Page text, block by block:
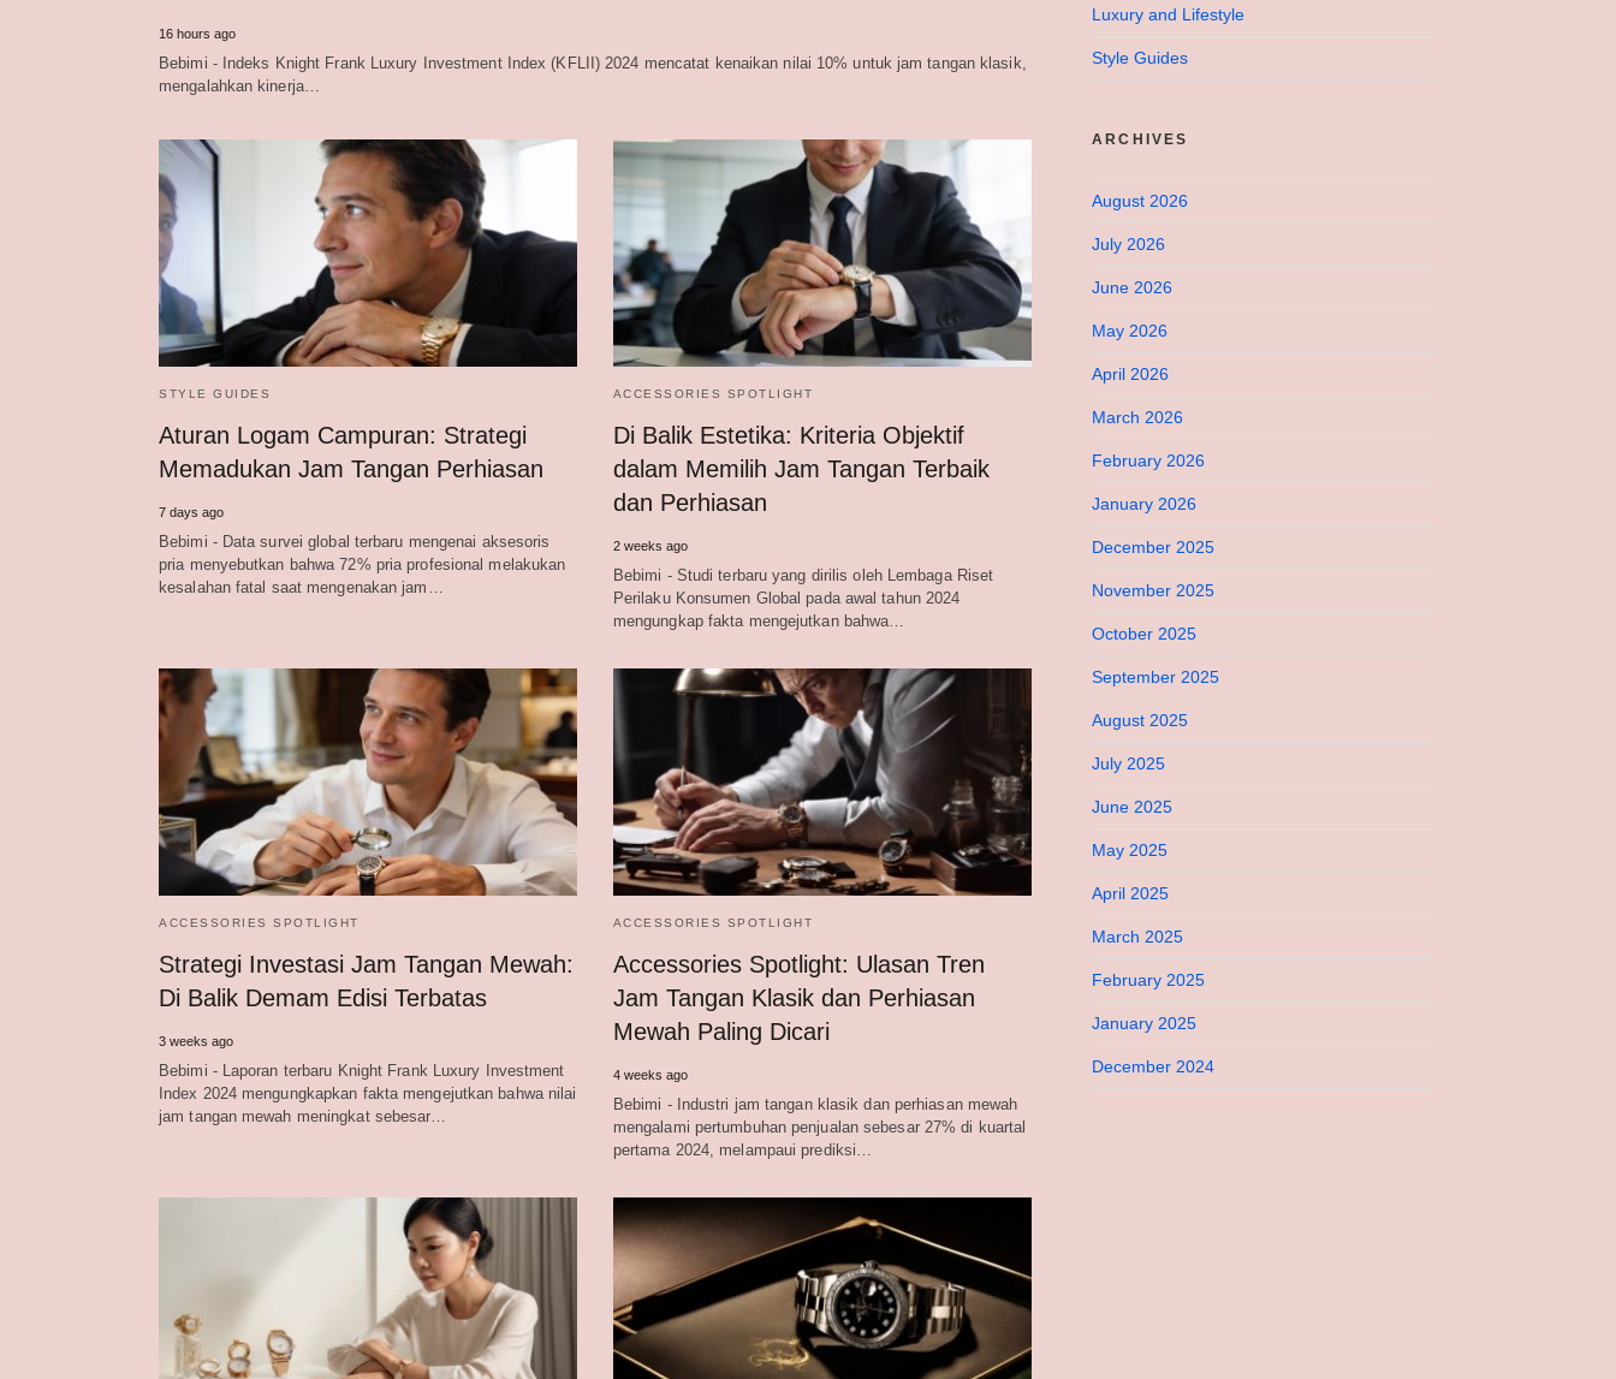
16 hours ago
Bebimi - Indeks Knight Frank Luxury Investment Index (KFLII) 2024 mencatat kenaikan nilai 10% untuk jam tangan klasik,
mengalahkan kinerja…
STYLE GUIDES
Aturan Logam Campuran: Strategi
Memadukan Jam Tangan Perhiasan
7 days ago
Bebimi - Data survei global terbaru mengenai aksesoris
pria menyebutkan bahwa 72% pria profesional melakukan
kesalahan fatal saat mengenakan jam…
ACCESSORIES SPOTLIGHT
Di Balik Estetika: Kriteria Objektif
dalam Memilih Jam Tangan Terbaik
dan Perhiasan
2 weeks ago
Bebimi - Studi terbaru yang dirilis oleh Lembaga Riset
Perilaku Konsumen Global pada awal tahun 2024
mengungkap fakta mengejutkan bahwa…
ACCESSORIES SPOTLIGHT
Strategi Investasi Jam Tangan Mewah:
Di Balik Demam Edisi Terbatas
3 weeks ago
Bebimi - Laporan terbaru Knight Frank Luxury Investment
Index 2024 mengungkapkan fakta mengejutkan bahwa nilai
jam tangan mewah meningkat sebesar…
ACCESSORIES SPOTLIGHT
Accessories Spotlight: Ulasan Tren
Jam Tangan Klasik dan Perhiasan
Mewah Paling Dicari
4 weeks ago
Bebimi - Industri jam tangan klasik dan perhiasan mewah
mengalami pertumbuhan penjualan sebesar 27% di kuartal
pertama 2024, melampaui prediksi…
Luxury and Lifestyle
Style Guides
ARCHIVES
August 2026
July 2026
June 2026
May 2026
April 2026
March 2026
February 2026
January 2026
December 2025
November 2025
October 2025
September 2025
August 2025
July 2025
June 2025
May 2025
April 2025
March 2025
February 2025
January 2025
December 2024